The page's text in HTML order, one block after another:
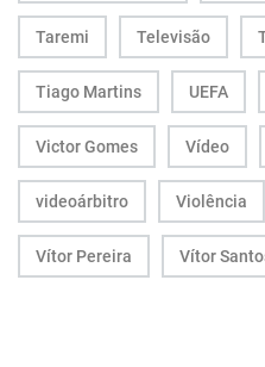
Taremi Televisão
Tiago Martins UEFA
Victor Gomes Vídeo
videoárbitro Violência
Vítor Pereira Vítor